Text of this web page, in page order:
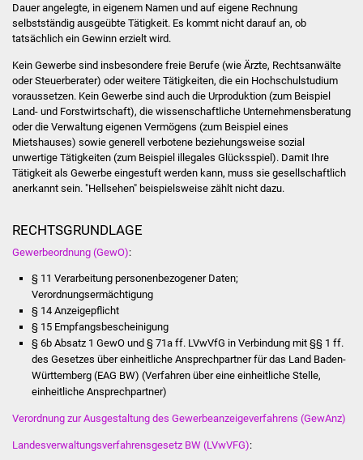
Schwäbischer Albtrauf
Industriekultur
Lebenslagen
Senioren
Stadtseniorenrat
Seniorenwohn- und
Familien
Familientreff
Kinder und Jugendliche
Schülerferienprogramm
Dauer angelegte, in eigenem Namen und auf eigene Rechnung
selbstständig ausgeübte Tätigkeit. Es kommt nicht darauf an, ob
tatsächlich ein Gewinn erzielt wird.
Kein Gewerbe sind insbesondere freie Berufe (wie Ärzte, Rechtsanwälte
oder Steuerberater) oder weitere Tätigkeiten, die ein Hochschulstudium
voraussetzen. Kein Gewerbe sind auch die Urproduktion (zum Beispiel
Land- und Forstwirtschaft), die wissenschaftliche Unternehmensberatung
oder die Verwaltung eigenen Vermögens (zum Beispiel eines
Mietshauses) sowie generell verbotene beziehungsweise sozial
unwertige Tätigkeiten (zum Beispiel illegales Glücksspiel). Damit Ihre
Tätigkeit als Gewerbe eingestuft werden kann, muss sie gesellschaftlich
anerkannt sein. "Hellsehen" beispielsweise zählt nicht dazu.
RECHTSGRUNDLAGE
Gewerbeordnung (GewO):
§ 11 Verarbeitung personenbezogener Daten;
Verordnungsermächtigung
§ 14 Anzeigepflicht
§ 15 Empfangsbescheinigung
§ 6b Absatz 1 GewO und § 71a ff. LVwVfG in Verbindung mit §§ 1 ff.
des Gesetzes über einheitliche Ansprechpartner für das Land Baden-
Württemberg (EAG BW) (Verfahren über eine einheitliche Stelle,
einheitliche Ansprechpartner)
Verordnung zur Ausgestaltung des Gewerbeanzeigeverfahrens (GewAnz)
Landesverwaltungsverfahrensgesetz BW (LVwVFG):